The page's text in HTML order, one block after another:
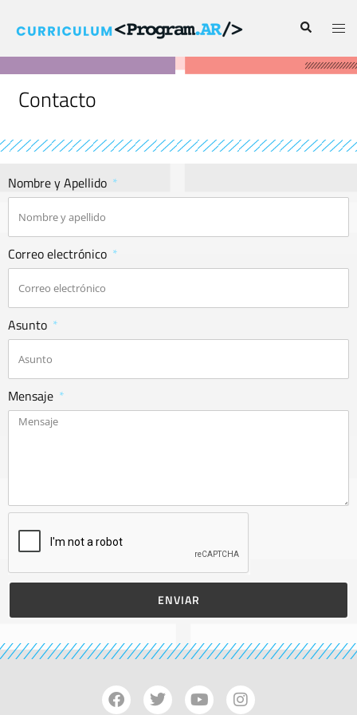
Contacto
Nombre y Apellido
Correo electrónico
Asunto
Mensaje
ENVIAR